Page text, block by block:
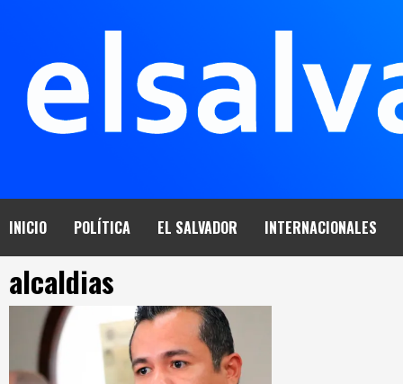
INICIO POLÍTICA EL SALVADOR INTERNACIONALES
alcaldias